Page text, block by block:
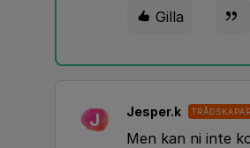
Gilla
J Jesper.k
Men kan ni inte